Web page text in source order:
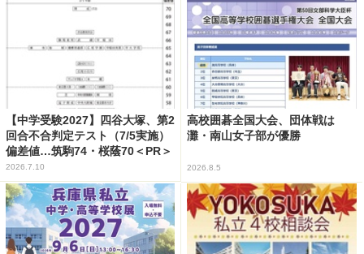
【中学受験2027】四谷大塚、第2
回合不合判定テスト（7/5実施）
偏差値…筑駒74・桜蔭70＜PR＞
2026.7.10
高校囲碁全国大会、団体戦は
灘・南山女子部が優勝
2026.8.5